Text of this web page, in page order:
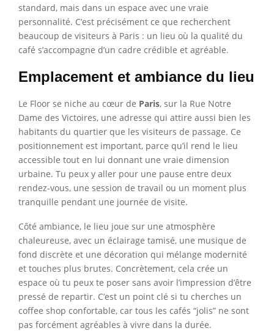
standard, mais dans un espace avec une vraie
personnalité. C’est précisément ce que recherchent
beaucoup de visiteurs à Paris : un lieu où la qualité du
café s’accompagne d’un cadre crédible et agréable.
Emplacement et ambiance du lieu
Le Floor se niche au cœur de Paris, sur la Rue Notre
Dame des Victoires, une adresse qui attire aussi bien les
habitants du quartier que les visiteurs de passage. Ce
positionnement est important, parce qu’il rend le lieu
accessible tout en lui donnant une vraie dimension
urbaine. Tu peux y aller pour une pause entre deux
rendez-vous, une session de travail ou un moment plus
tranquille pendant une journée de visite.
Côté ambiance, le lieu joue sur une atmosphère
chaleureuse, avec un éclairage tamisé, une musique de
fond discrète et une décoration qui mélange modernité
et touches plus brutes. Concrètement, cela crée un
espace où tu peux te poser sans avoir l’impression d’être
pressé de repartir. C’est un point clé si tu cherches un
coffee shop confortable, car tous les cafés “jolis” ne sont
pas forcément agréables à vivre dans la durée.